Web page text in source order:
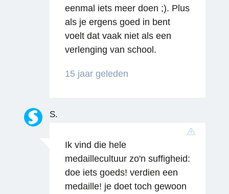
eenmal iets meer doen ;). Plus
als je ergens goed in bent
voelt dat vaak niet als een
verlenging van school.
15 jaar geleden
S.
Ik vind die hele
medaillecultuur zo'n suffigheid:
doe iets goeds! verdien een
medaille! je doet toch gewoon